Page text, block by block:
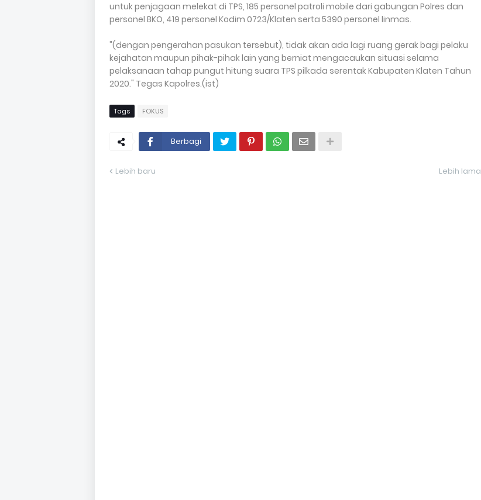
untuk penjagaan melekat di TPS, 185 personel patroli mobile dari gabungan Polres dan
personel BKO, 419 personel Kodim 0723/Klaten serta 5390 personel linmas.
"(dengan pengerahan pasukan tersebut), tidak akan ada lagi ruang gerak bagi pelaku
kejahatan maupun pihak-pihak lain yang berniat mengacaukan situasi selama
pelaksanaan tahap pungut hitung suara TPS pilkada serentak Kabupaten Klaten Tahun
2020." Tegas Kapolres.(ist)
Tags FOKUS
Berbagi
Lebih baru Lebih lama